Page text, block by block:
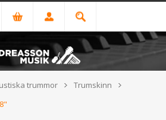
trummor
Trumskinn